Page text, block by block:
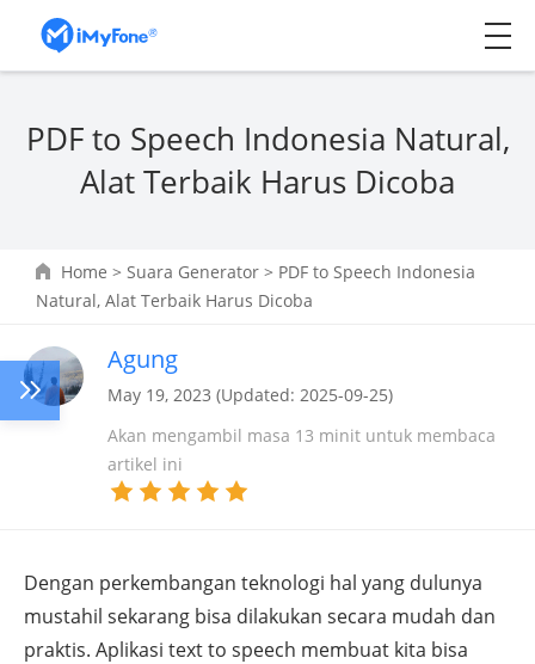
PDF to Speech Indonesia Natural,
Alat Terbaik Harus Dicoba
Home > Suara Generator > PDF to Speech Indonesia
Natural, Alat Terbaik Harus Dicoba
Agung
May 19, 2023 (Updated: 2025-09-25)
Akan mengambil masa 13 minit untuk membaca
artikel ini
Dengan perkembangan teknologi hal yang dulunya
mustahil sekarang bisa dilakukan secara mudah dan
praktis. Aplikasi text to speech membuat kita bisa